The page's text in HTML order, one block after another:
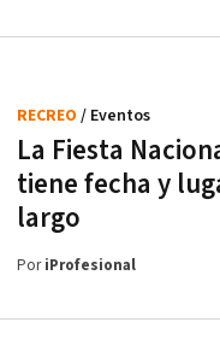
La Fiesta
tiene fecha y
largo
RECREO / Eventos
PoriProfesional